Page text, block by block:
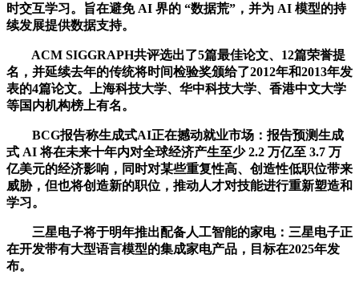
时交互学习。旨在避免 AI 界的 “数据荒”，并为 AI 模型的持
续发展提供数据支持。
ACM SIGGRAPH共评选出了5篇最佳论文、12篇荣誉提
名，并延续去年的传统将时间检验奖颁给了2012年和2013年发
表的4篇论文。上海科技大学、华中科技大学、香港中文大学
等国内机构榜上有名。
BCG报告称生成式AI正在撼动就业市场：报告预测生成
式 AI 将在未来十年内对全球经济产生至少 2.2 万亿至 3.7 万
亿美元的经济影响，同时对某些重复性高、创造性低职位带来
威胁，但也将创造新的职位，推动人才对技能进行重新塑造和
学习。
三星电子将于明年推出配备人工智能的家电：三星电子正
在开发带有大型语言模型的集成家电产品，目标在2025年发
布。